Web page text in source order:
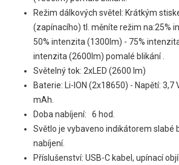
Režim dálkových světel: Krátkým
(zapínacího) tl. měníte režim na:25%
50% intenzita (1300lm) - 75%
intenzita (2600lm) pomalé blikání .
Světelný tok: 2xLED (2600 lm)
Baterie: Li-ION (2x18650) - Napětí: 3,7
mAh.
Doba nabíjení: 6 hod.
Světlo je vybaveno indikátorem slabé
nabíjení.
Příslušenství: USB-C kabel, upínací